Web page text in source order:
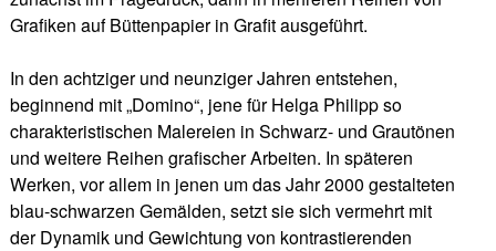
Grafiken auf Büttenpapier in Grafit ausgeführt.
In den achtziger und neunziger Jahren entstehen,
beginnend mit „Domino“, jene für Helga Philipp so
charakteristischen Malereien in Schwarz- und Grautönen
und weitere Reihen grafischer Arbeiten. In späteren
Werken, vor allem in jenen um das Jahr 2000 gestalteten
blau-schwarzen Gemälden, setzt sie sich vermehrt mit
der Dynamik und Gewichtung von kontrastierenden